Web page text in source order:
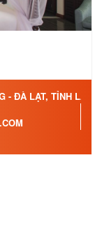
- ĐÀ LẠT, TỈNH